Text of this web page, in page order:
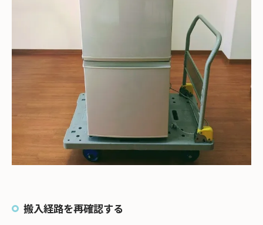
搬入経路を再確認する